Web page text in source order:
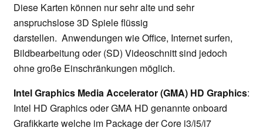
Diese Karten können nur sehr alte und sehr
anspruchslose 3D Spiele flüssig
darstellen. Anwendungen wie Office, Internet surfen,
Bildbearbeitung oder (SD) Videoschnitt sind jedoch
ohne große Einschränkungen möglich.
Intel Graphics Media Accelerator (GMA) HD Graphics:
Intel HD Graphics oder GMA HD genannte onboard
Grafikkarte welche im Package der Core i3/i5/i7